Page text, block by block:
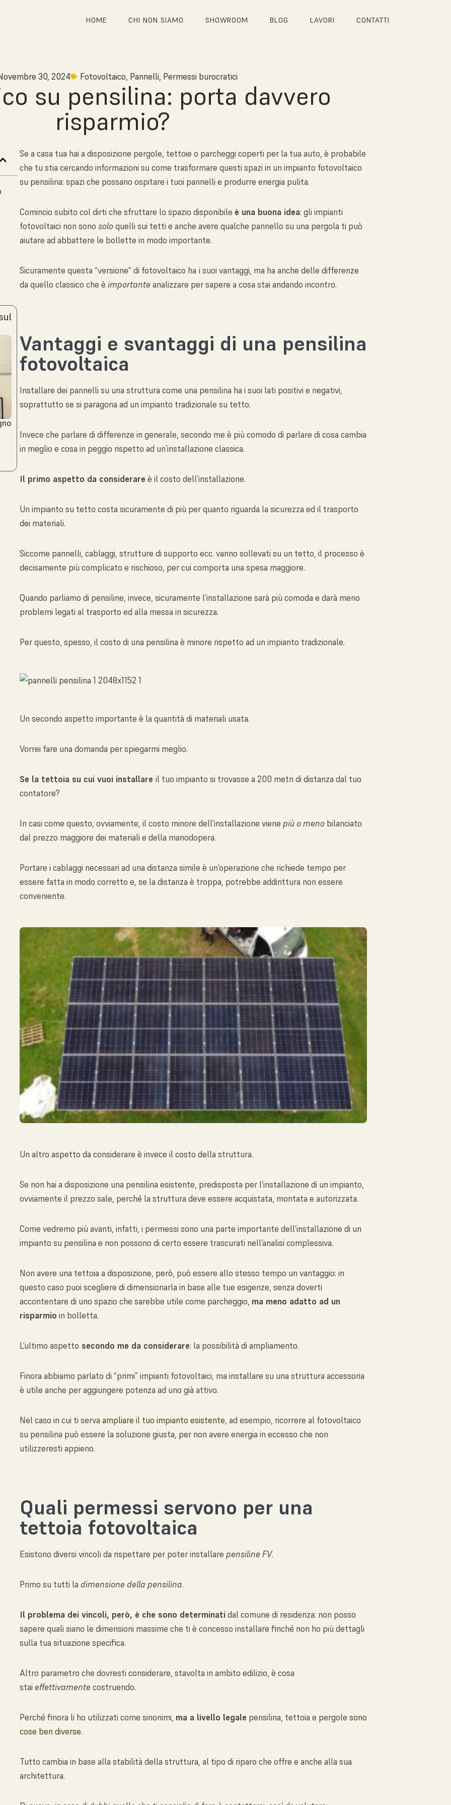
HOME CHI NON SIAMO SHOWROOM BLOG LAVORI CONTATTI
30, 2024 Fotovoltaico, Pannelli, Permessi burocratici
su pensilina: porta davvero
risparmio?
Se a casa tua hai a disposizione pergole, tettoie o parcheggi coperti per la tua auto, è probabile
che tu stia cercando informazioni su come trasformare questi spazi in un impianto fotovoltaico
su pensilina: spazi che possano ospitare i tuoi pannelli e produrre energia pulita.
Comincio subito col dirti che sfruttare lo spazio disponibile è una buona idea: gli impianti
fotovoltaici non sono soloquelli sui tetti e anche avere qualche pannello su una pergola ti può
aiutare ad abbattere le bollette in modo importante.
Sicuramente questa “versione” di fotovoltaico ha i suoi vantaggi, ma ha anche delle differenze
da quello classico che è importante analizzare per sapere a cosa stai andando incontro.
Vantaggi e svantaggi di una pensilina
fotovoltaica
Installare dei pannelli su una struttura come una pensilina ha i suoi lati positivi e negativi,
soprattutto se si paragona ad un impianto tradizionale su tetto.
Invece che parlare di differenze in generale, secondo me è più comodo di parlare di cosa cambia
in meglio e cosa in peggio rispetto ad un’installazione classica.
Il primo aspetto da considerare è il costo dell’installazione.
Un impianto su tetto costa sicuramente di più per quanto riguarda la sicurezza ed il trasporto
dei materiali.
Siccome pannelli, cablaggi, strutture di supporto ecc. vanno sollevati su un tetto, il processo è
decisamente più complicato e rischioso, per cui comporta una spesa maggiore.
Quando parliamo di pensiline, invece, sicuramente l’installazione sarà più comoda e darà meno
problemi legati al trasporto ed alla messa in sicurezza.
Per questo, spesso, il costo di una pensilina è minore rispetto ad un impianto tradizionale.
Un secondo aspetto importante è la quantità di materiali usata.
Vorrei fare una domanda per spiegarmi meglio.
Se la tettoia su cui vuoi installare il tuo impianto si trovasse a 200 metri di distanza dal tuo
contatore?
In casi come questo, ovviamente, il costo minore dell’installazione viene più o meno bilanciato
dal prezzo maggiore dei materiali e della manodopera.
Portare i cablaggi necessari ad una distanza simile è un’operazione che richiede tempo per
essere fatta in modo corretto e, se la distanza è troppa, potrebbe addirittura non essere
conveniente.
Un altro aspetto da considerare è invece il costo della struttura.
Se non hai a disposizione una pensilina esistente, predisposta per l’installazione di un impianto,
ovviamente il prezzo sale, perché la struttura deve essere acquistata, montata e autorizzata.
Come vedremo più avanti, infatti, i permessi sono una parte importante dell’installazione di un
impianto su pensilina e non possono di certo essere trascurati nell’analisi complessiva.
Non avere una tettoia a disposizione, però, può essere allo stesso tempo un vantaggio: in
questo caso puoi scegliere di dimensionarla in base alle tue esigenze, senza doverti
accontentare di uno spazio che sarebbe utile come parcheggio, ma meno adatto ad un
risparmio in bolletta.
L’ultimo aspetto secondo me da considerare: la possibilità di ampliamento.
Finora abbiamo parlato di “primi” impianti fotovoltaici, ma installare su una struttura accessoria
è utile anche per aggiungere potenza ad uno già attivo.
Nel caso in cui ti serva ampliare il tuo impianto esistente, ad esempio, ricorrere al fotovoltaico
su pensilina può essere la soluzione giusta, per non avere energia in eccesso che non
utilizzeresti appieno.
Quali permessi servono per una
tettoia fotovoltaica
Esistono diversi vincoli da rispettare per poter installare pensiline FV.
Primo su tutti la dimensione della pensilina.
Il problema dei vincoli, però, è che sono determinati dal comune di residenza: non posso
sapere quali siano le dimensioni massime che ti è concesso installare finché non ho più dettagli
sulla tua situazione specifica.
Altro parametro che dovresti considerare, stavolta in ambito edilizio, è cosa
stai effettivamente costruendo.
Perché finora li ho utilizzati come sinonimi, ma a livello legale pensilina, tettoia e pergole sono
cose ben diverse.
Tutto cambia in base alla stabilità della struttura, al tipo di riparo che offre e anche alla sua
architettura.